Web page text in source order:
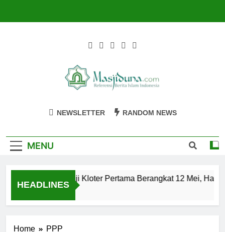
Masjiduna
NEWSLETTER RANDOM NEWS
MENU
HEADLINES
Calon Jemaah Haji Kloter Pertama Berangkat 12 Mei, Hati-
Home PPP